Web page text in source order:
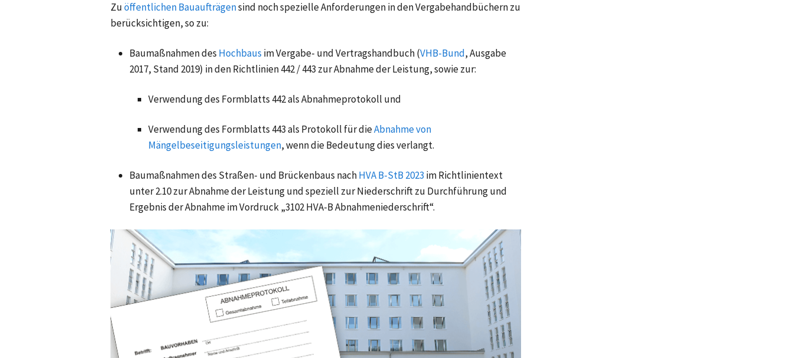
Zuöffentlichen Bauaufträgensind noch spezielle Anforderungen in den Vergabehandbüchern zu
berücksichtigen, so zu:
Baumaßnahmen des Hochbaus im Vergabe- und Vertragshandbuch (VHB-Bund, Ausgabe
2017, Stand 2019) in den Richtlinien 442 / 443 zur Abnahme der Leistung, sowie zur:
Verwendung des Formblatts 442 als Abnahmeprotokoll und
Verwendung des Formblatts 443 als Protokoll für dieAbnahme von
Mängelbeseitigungsleistungen, wenn die Bedeutung dies verlangt.
Baumaßnahmen des Straßen- und Brückenbaus nachHVA B-StB 2023 im Richtlinientext
unter 2.10 zur Abnahme der Leistung und speziell zur Niederschrift zu Durchführung und
Ergebnis der Abnahme im Vordruck „3102 HVA-B Abnahmeniederschrift“.